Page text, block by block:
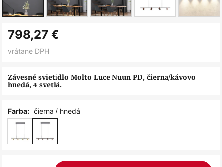
na
začiatok
obrázkov
Závesné svietidlo Molto Luce Nuun PD, čierna/kávovo
hnedá, 4 svetlá.
798,27 €
vrátane DPH
Farba: čierna / hnedá